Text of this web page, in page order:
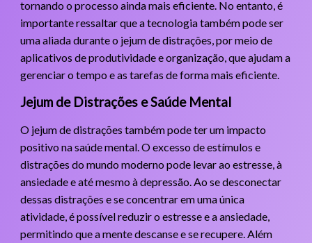
tornando o processo ainda mais eficiente. No entanto, é
importante ressaltar que a tecnologia também pode ser
uma aliada durante o jejum de distrações, por meio de
aplicativos de produtividade e organização, que ajudam a
gerenciar o tempo e as tarefas de forma mais eficiente.
Jejum de Distrações e Saúde Mental
O jejum de distrações também pode ter um impacto
positivo na saúde mental. O excesso de estímulos e
distrações do mundo moderno pode levar ao estresse, à
ansiedade e até mesmo à depressão. Ao se desconectar
dessas distrações e se concentrar em uma única
atividade, é possível reduzir o estresse e a ansiedade,
permitindo que a mente descanse e se recupere. Além